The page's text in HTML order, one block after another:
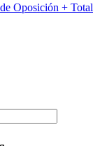
Oposición + Total